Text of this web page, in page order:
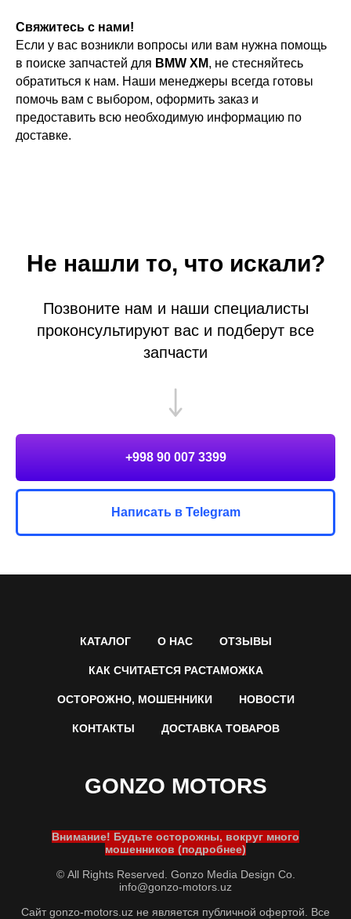
Свяжитесь с нами!
Если у вас возникли вопросы или вам нужна помощь
в поиске запчастей для BMW XM, не стесняйтесь
обратиться к нам. Наши менеджеры всегда готовы
помочь вам с выбором, оформить заказ и
предоставить всю необходимую информацию по
доставке.
Не нашли то, что искали?
Позвоните нам и наши специалисты
проконсультируют вас и подберут все
запчасти
+998 90 007 3399
Написать в Telegram
КАТАЛОГ О НАС ОТЗЫВЫ
КАК СЧИТАЕТСЯ РАСТАМОЖКА
ОСТОРОЖНО, МОШЕННИКИ НОВОСТИ
КОНТАКТЫ ДОСТАВКА ТОВАРОВ
GONZO MOTORS
Внимание! Будьте осторожны, вокруг много
мошенников (подробнее)
© All Rights Reserved. Gonzo Media Design Co.
info@gonzo-motors.uz
Сайт gonzo-motors.uz не является публичной офертой. Все